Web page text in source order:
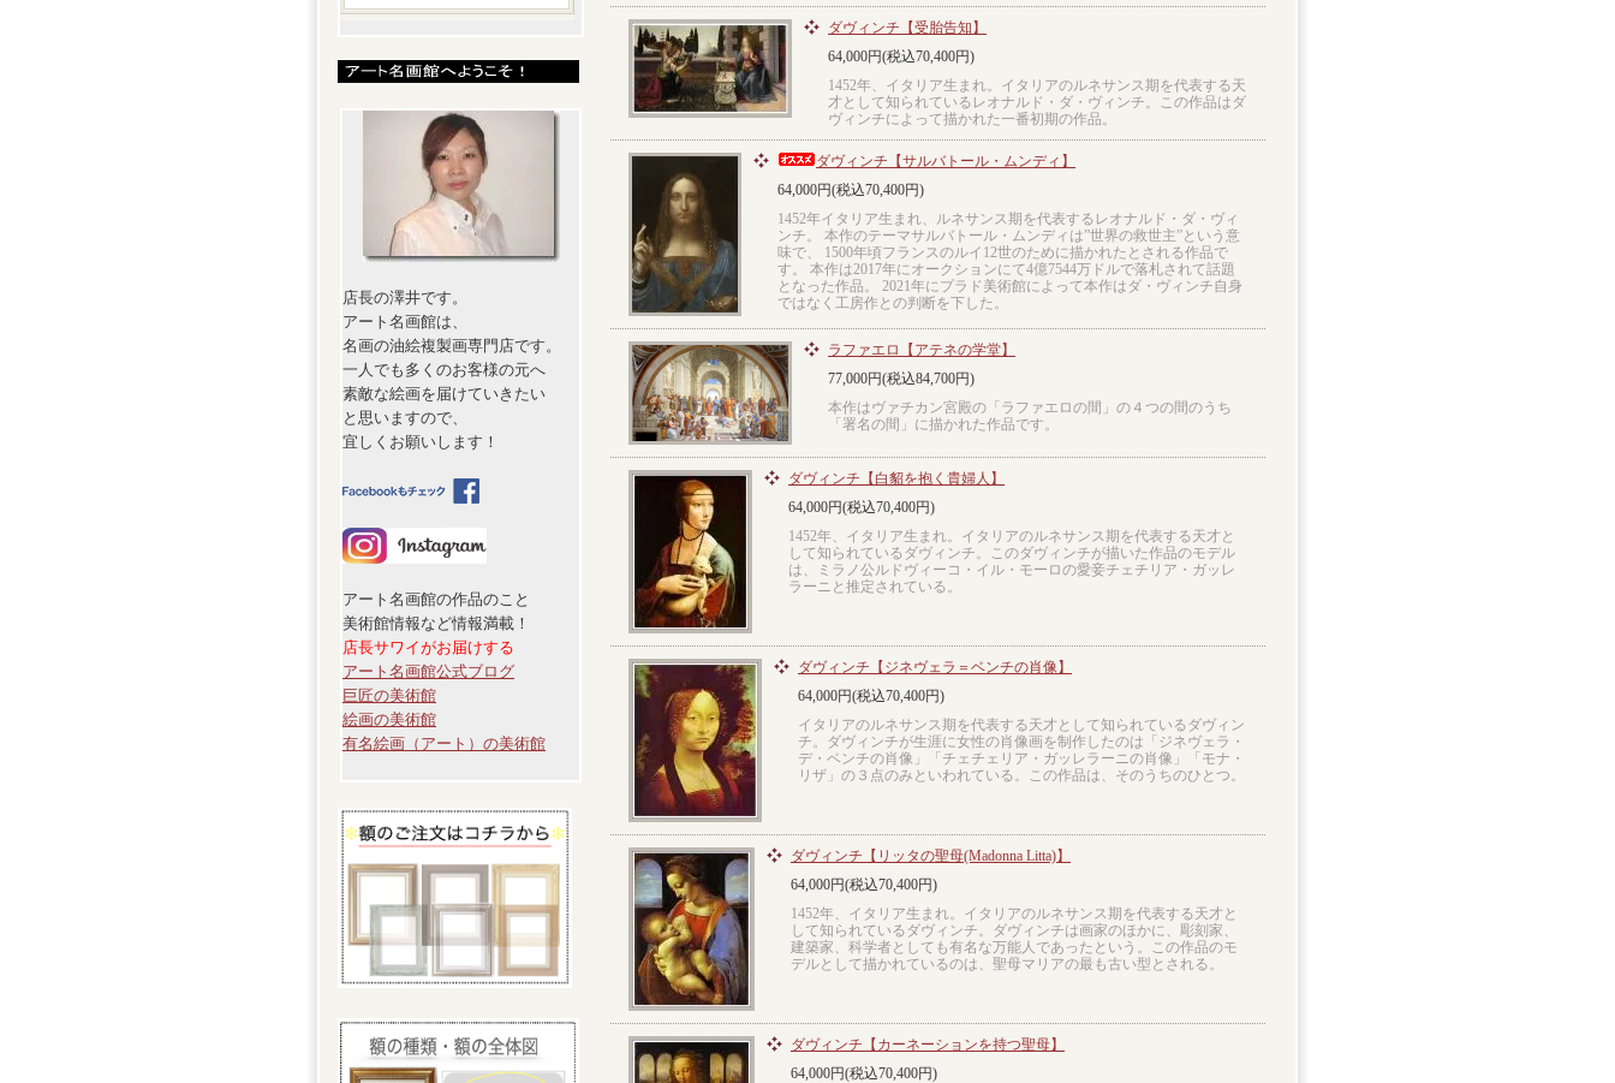
店長の澤井です。
アート名画館は、
名画の油絵複製画専門店です。
一人でも多くのお客様の元へ
素敵な絵画を届けていきたい
と思いますので、
宜しくお願いします！
アート名画館の作品のこと
美術館情報など情報満載！
店長サワイがお届けする
アート名画館公式ブログ
巨匠の美術館
絵画の美術館
有名絵画（アート）の美術館
ダヴィンチ【受胎告知】
64,000円(税込70,400円)
1452年、イタリア生まれ。イタリアのルネサンス期を代表する天
才として知られているレオナルド・ダ・ヴィンチ。この作品はダ
ヴィンチによって描かれた一番初期の作品。
ダヴィンチ【サルバトール・ムンディ】
64,000円(税込70,400円)
1452年イタリア生まれ、ルネサンス期を代表するレオナルド・ダ・ヴィ
ンチ。 本作のテーマサルバトール・ムンディは”世界の救世主”という意
味で、 1500年頃フランスのルイ12世のために描かれたとされる作品で
す。 本作は2017年にオークションにて4億7544万ドルで落札されて話題
となった作品。 2021年にプラド美術館によって本作はダ・ヴィンチ自身
ではなく工房作との判断を下した。
ラファエロ【アテネの学堂】
77,000円(税込84,700円)
本作はヴァチカン宮殿の「ラファエロの間」の４つの間のうち
「署名の間」に描かれた作品です。
ダヴィンチ【白貂を抱く貴婦人】
64,000円(税込70,400円)
1452年、イタリア生まれ。イタリアのルネサンス期を代表する天才と
して知られているダヴィンチ。このダヴィンチが描いた作品のモデル
は、ミラノ公ルドヴィーコ・イル・モーロの愛妾チェチリア・ガッレ
ラーニと推定されている。
ダヴィンチ【ジネヴェラ＝ベンチの肖像】
64,000円(税込70,400円)
イタリアのルネサンス期を代表する天才として知られているダヴィン
チ。ダヴィンチが生涯に女性の肖像画を制作したのは「ジネヴェラ・
デ・ベンチの肖像」「チェチェリア・ガッレラーニの肖像」「モナ・
リザ」の３点のみといわれている。この作品は、そのうちのひとつ。
ダヴィンチ【リッタの聖母(Madonna Litta)】
64,000円(税込70,400円)
1452年、イタリア生まれ。イタリアのルネサンス期を代表する天才と
して知られているダヴィンチ。ダヴィンチは画家のほかに、彫刻家、
建築家、科学者としても有名な万能人であったという。この作品のモ
デルとして描かれているのは、聖母マリアの最も古い型とされる。
ダヴィンチ【カーネーションを持つ聖母】
64,000円(税込70,400円)